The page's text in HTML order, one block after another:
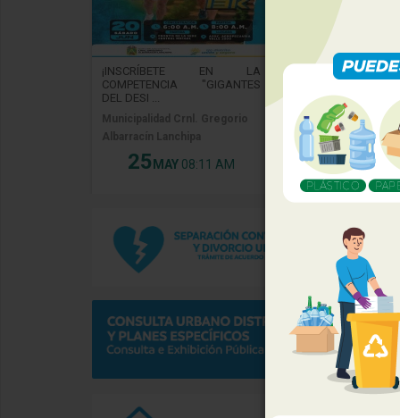
¡INSCRÍBETE EN LA
COMPETENCIA "GIGANTES
DEL DESI ...
25 MAY 08:11 AM
¡SOMOS
Asociación
2000.
22 MAY